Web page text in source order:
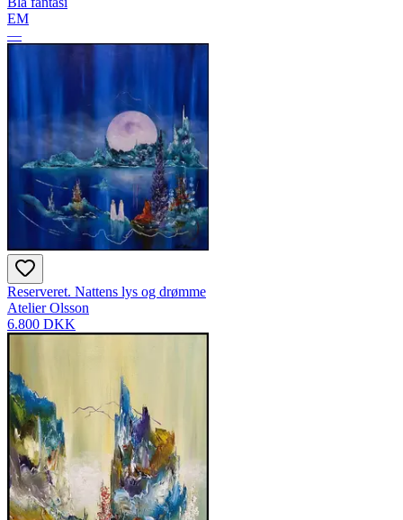
EM
—
Reserveret. Nattens lys og drømme
Atelier Olsson
6.800 DKK